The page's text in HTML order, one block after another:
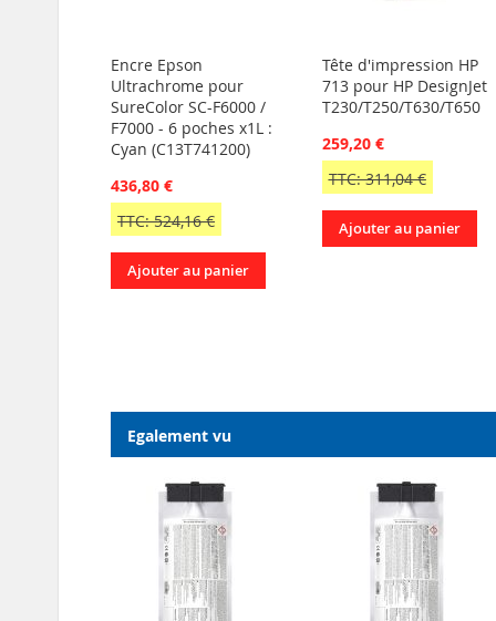
Encre Epson
Ultrachrome pour
SureColor SC-F6000 /
F7000 - 6 poches x1L :
Cyan (C13T741200)
436,80 €
TTC: 524,16 €
Ajouter au panier
Tête d'impression HP
713 pour HP DesignJet
T230/T250/T630/T650
259,20 €
TTC: 311,04 €
Ajouter au panier
Egalement vu